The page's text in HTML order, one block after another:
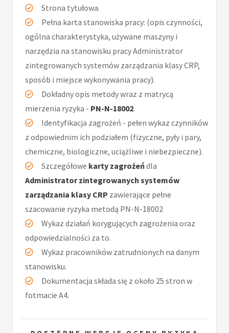
Strona tytułowa.
Pełna karta stanowiska pracy: (opis czynności,
ogólna charakterystyka, używane maszyny i
narzędzia na stanowisku pracy Administrator
zintegrowanych systemów zarządzania klasy CRP,
sposób i miejsce wykonywania pracy).
Dokładny opis metody wraz z matrycą
mierzenia ryzyka - PN-N-18002.
Identyfikacja zagrożeń - pełen wykaz czynników
z odpowiednim ich podziałem (fizyczne, pyły i pary,
chemiczne, biologiczne, uciążliwe i niebezpieczne).
Szczegółowe karty zagrożeńdla
Administrator zintegrowanych systemów
zarządzania klasy CRP zawierające pełne
szacowanie ryzyka metodą PN-N-18002
Wykaz działań korygujących zagrożenia oraz
odpowiedzialności za to.
Wykaz pracowników zatrudnionych na danym
stanowisku.
Dokumentacja składa się z około 25 stron w
fotmacie A4.